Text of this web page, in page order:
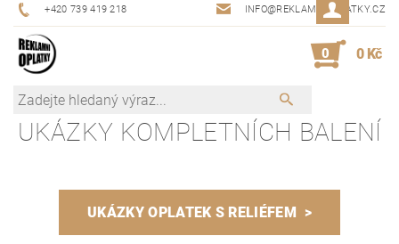
+420 739 419 218 INFO@REKLAMNIOPLATKY.CZ
0 0 Kč
UKÁZKY KOMPLETNÍCH BALENÍ
UKÁZKY OPLATEK S RELIÉFEM >